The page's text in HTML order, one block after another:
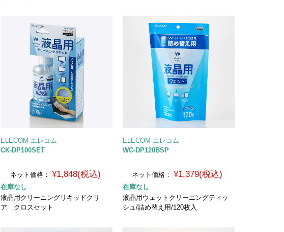
ELECOM エレコム
CK-DP100SET
ネット価格： ¥1,848(税込)
在庫なし
液晶用クリーニングリキッドクリ
ア クロスセット
ELECOM エレコム
WC-DP120BSP
ネット価格： ¥1,379(税込)
在庫なし
液晶用ウェットクリーニングティッ
シュ/詰め替え用/120枚入